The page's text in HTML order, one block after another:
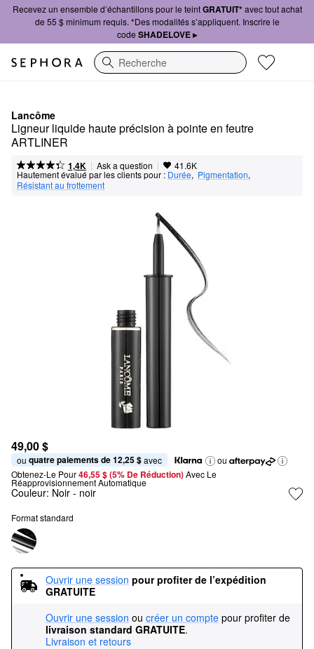
Recevez un ensemble d’échantillons pour le teintGRATUIT*avec tout achat
de 55 $ minimum requis. *Des modalités s’appliquent. Inscrire le
code SHADELOVE ▸
Recherche
Lancôme
Ligneur liquide haute précision à pointe en feutre
ARTLINER
1,4K | Ask a question | 41.6K
Hautement évalué par les clients pour : Durée, Pigmentation,
Résistant au frottement
49,00 $
ou quatre paiements de 12,25 $ avec
ou
Obtenez-Le Pour46,55 $ (5% De Réduction) Avec Le
Réapprovisionnement Automatique
Couleur: Noir - noir
Format standard
Ouvrir une session pour profiter de l’expédition
GRATUITE
Ouvrir une session ou créer un compte pour profiter de
livraison standard GRATUITE.
Livraison et retours